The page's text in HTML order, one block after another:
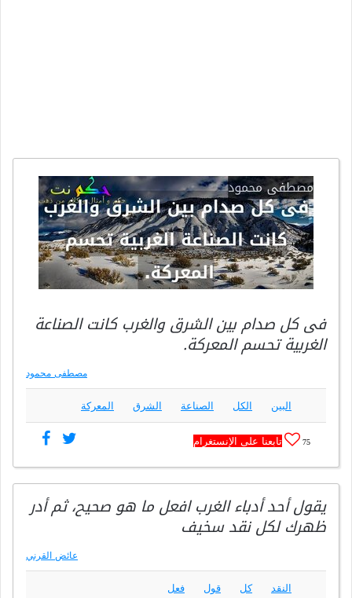
فى كل صدام بين الشرق والغرب كانت الصناعة
الغربية تحسم المعركة.
مصطفى محمود
البين الكل الصناعة الشرق المعركة
75 تابعنا على الإنستغرام
يقول أحد أدباء الغرب افعل ما هو صحيح، ثم أدر
ظهرك لكل نقد سخيف
عائض القرني
النقد كل قول فعل